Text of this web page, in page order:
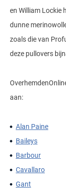
en William Lockie
dunne
zoals die van
deze pullovers
aan:
Alan Paine
Baileys
Barbour
Cavallaro
Gant